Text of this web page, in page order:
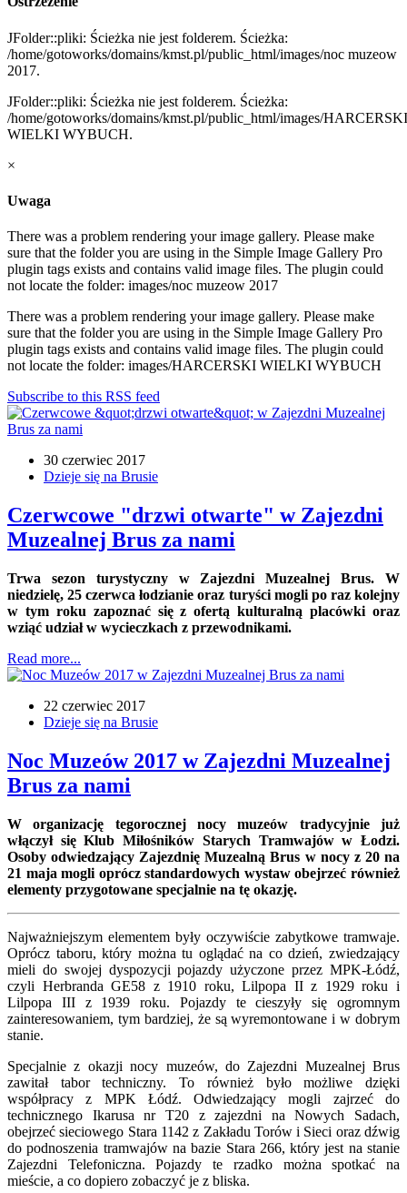
JFolder::pliki: Ścieżka nie jest folderem. Ścieżka:
/home/gotoworks/domains/kmst.pl/public_html/images/noc muzeow
2017.
JFolder::pliki: Ścieżka nie jest folderem. Ścieżka:
/home/gotoworks/domains/kmst.pl/public_html/images/HARCERSKI
WIELKI WYBUCH.
×
Uwaga
There was a problem rendering your image gallery. Please make
sure that the folder you are using in the Simple Image Gallery Pro
plugin tags exists and contains valid image files. The plugin could
not locate the folder: images/noc muzeow 2017
There was a problem rendering your image gallery. Please make
sure that the folder you are using in the Simple Image Gallery Pro
plugin tags exists and contains valid image files. The plugin could
not locate the folder: images/HARCERSKI WIELKI WYBUCH
Subscribe to this RSS feed
30 czerwiec 2017
Dzieje się na Brusie
Czerwcowe "drzwi otwarte" w Zajezdni
Muzealnej Brus za nami
Trwa sezon turystyczny w Zajezdni Muzealnej Brus. W
niedzielę, 25 czerwca łodzianie oraz turyści mogli po raz kolejny
w tym roku zapoznać się z ofertą kulturalną placówki oraz
wziąć udział w wycieczkach z przewodnikami.
Read more...
22 czerwiec 2017
Dzieje się na Brusie
Noc Muzeów 2017 w Zajezdni Muzealnej
Brus za nami
W organizację tegorocznej nocy muzeów tradycyjnie już
włączył się Klub Miłośników Starych Tramwajów w Łodzi.
Osoby odwiedzający Zajezdnię Muzealną Brus w nocy z 20 na
21 maja mogli oprócz standardowych wystaw obejrzeć również
elementy przygotowane specjalnie na tę okazję.
Najważniejszym elementem były oczywiście zabytkowe tramwaje.
Oprócz taboru, który można tu oglądać na co dzień, zwiedzający
mieli do swojej dyspozycji pojazdy użyczone przez MPK-Łódź,
czyli Herbranda GE58 z 1910 roku, Lilpopa II z 1929 roku i
Lilpopa III z 1939 roku. Pojazdy te cieszyły się ogromnym
zainteresowaniem, tym bardziej, że są wyremontowane i w dobrym
stanie.
Specjalnie z okazji nocy muzeów, do Zajezdni Muzealnej Brus
zawitał tabor techniczny. To również było możliwe dzięki
współpracy z MPK Łódź. Odwiedzający mogli zajrzeć do
technicznego Ikarusa nr T20 z zajezdni na Nowych Sadach,
obejrzeć sieciowego Stara 1142 z Zakładu Torów i Sieci oraz dźwig
do podnoszenia tramwajów na bazie Stara 266, który jest na stanie
Zajezdni Telefoniczna. Pojazdy te rzadko można spotkać na
mieście, a co dopiero zobaczyć je z bliska.